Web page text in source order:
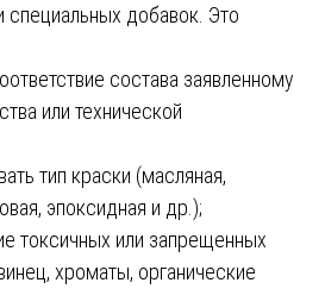
специальных добавок. Это
состава заявленному
или технической
тип краски (масляная,
эпоксидная и др.);
токсичных или запрещенных
хроматы, органические